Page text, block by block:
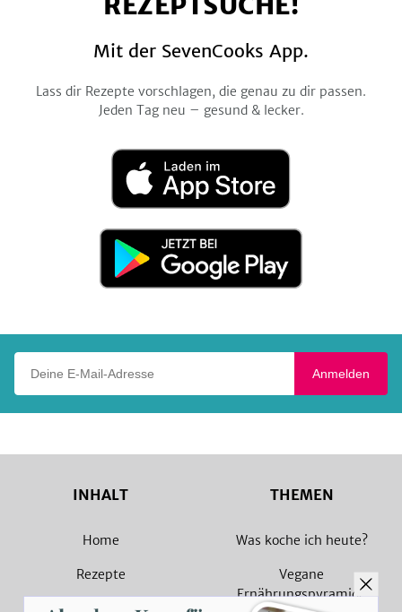
Mit der SevenCooks App.
Lass dir Rezepte vorschlagen, die genau zu dir passen.
Jeden Tag neu – gesund & lecker.
Laden
im
App
Jetzt
Google
Anmelden
INHALT
Home
Rezepte
Magazin
THEMEN
Was koche ich heute?
Vegane
Ernährungspyramide